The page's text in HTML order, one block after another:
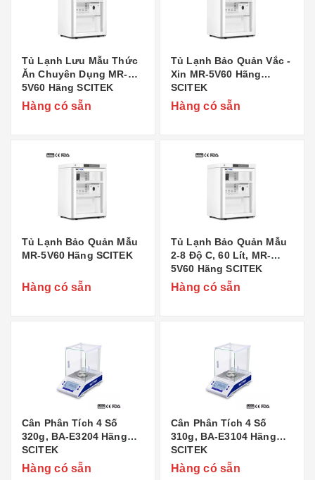
Tủ Lạnh Lưu Mẫu Thức
Ăn Chuyên Dụng MR-
5V60 Hãng SCITEK
Hàng có sẵn
Tủ Lạnh Bảo Quản Vắc -
Xin MR-5V60 Hãng
SCITEK
Hàng có sẵn
Tủ Lạnh Bảo Quản Mẫu
MR-5V60 Hãng SCITEK
Hàng có sẵn
Tủ Lạnh Bảo Quản Mẫu
2-8 Độ C, 60 Lít, MR-
5V60 Hãng SCITEK
Hàng có sẵn
Cân Phân Tích 4 Số
320g, BA-E3204 Hãng
SCITEK
Hàng có sẵn
Cân Phân Tích 4 Số
310g, BA-E3104 Hãng
SCITEK
Hàng có sẵn